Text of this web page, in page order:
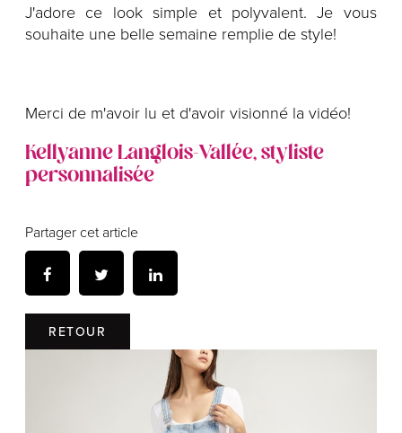
J'adore ce look simple et polyvalent. Je vous
souhaite une belle semaine remplie de style!
Merci de m'avoir lu et d'avoir visionné la vidéo!
Kellyanne Langlois-Vallée, styliste
personnalisée
Partager cet article
RETOUR